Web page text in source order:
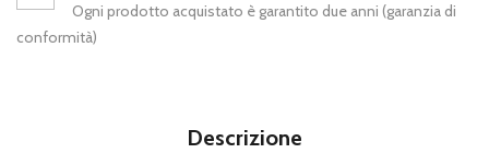
Ogni prodotto acquistato è garantito due anni (garanzia di
conformità)
Descrizione